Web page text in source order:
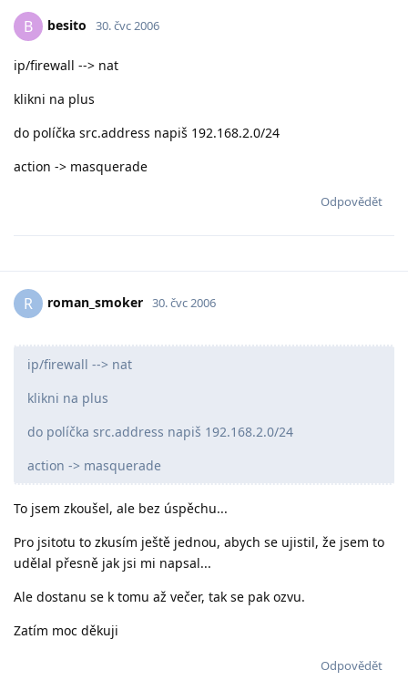
B besito 30. čvc 2006
ip/firewall --> nat
klikni na plus
do políčka src.address napiš 192.168.2.0/24
action -> masquerade
Odpovědět
R roman_smoker 30. čvc 2006
ip/firewall --> nat
klikni na plus
do políčka src.address napiš 192.168.2.0/24
action -> masquerade
To jsem zkoušel, ale bez úspěchu...
Pro jsitotu to zkusím ještě jednou, abych se ujistil, že jsem to
udělal přesně jak jsi mi napsal...
Ale dostanu se k tomu až večer, tak se pak ozvu.
Zatím moc děkuji
Odpovědět